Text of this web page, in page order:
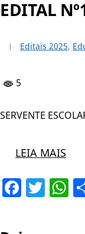
EDITAL
Editais 2025,
5
SERVENTE
LEIA MAIS